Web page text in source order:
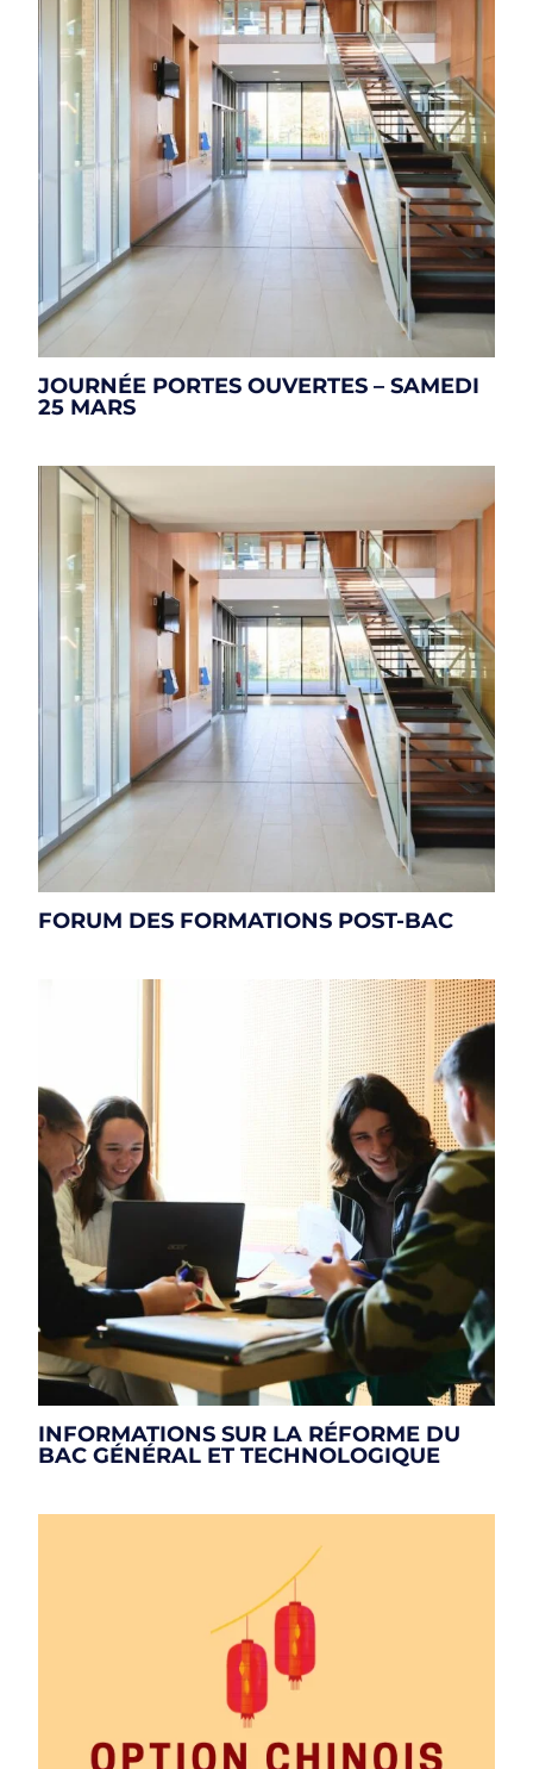
JOURNÉE PORTES OUVERTES – SAMEDI
25 MARS
FORUM DES FORMATIONS POST-BAC
INFORMATIONS SUR LA RÉFORME DU
BAC GÉNÉRAL ET TECHNOLOGIQUE